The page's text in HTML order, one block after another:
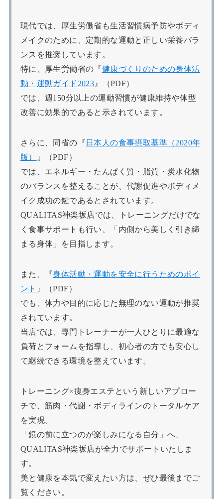
現代では、厚生労働省も生活習慣病予防やボディ
メイクのために、定期的な運動と正しい栄養バラ
ンスを推奨しています。
特に、厚生労働省の『健康づくりのための身体活
動・運動ガイド2023 』（PDF）
では、週150分以上の運動習慣が健康維持や体型
改善に効果的であると示されています。
さらに、同省の『 日本人の食事摂取基準（2020年
版）
』（PDF）
では、エネルギー・たんぱく質・脂質・炭水化物
のバランスを整えることが、代謝促進やボディメ
イク成功の鍵であるとされています。
QUALITAS神楽坂店では、トレーニングだけでな
く食事サポートも行い、「内側から美しく引き締
まる身体」を目指します。
また、『身体活動・運動を安全に行うためのポイ
ント 』（PDF）
でも、体力や目的に応じた無理のない運動が推奨
されています。
当店では、専門トレーナーが一人ひとりに最適な
負荷とフォームを指導し、初心者の方でも安心し
て継続できる環境を整えています。
トレーニング×痩身エステという新しいアプロー
チで、筋肉・代謝・ボディラインのトータルケア
を実現。
「鏡の前に立つのが楽しみになる自分」へ、
QUALITAS神楽坂店が全力でサポートいたしま
す。
美と健康を本気で変えたい方は、ぜひ最後までご
覧ください。